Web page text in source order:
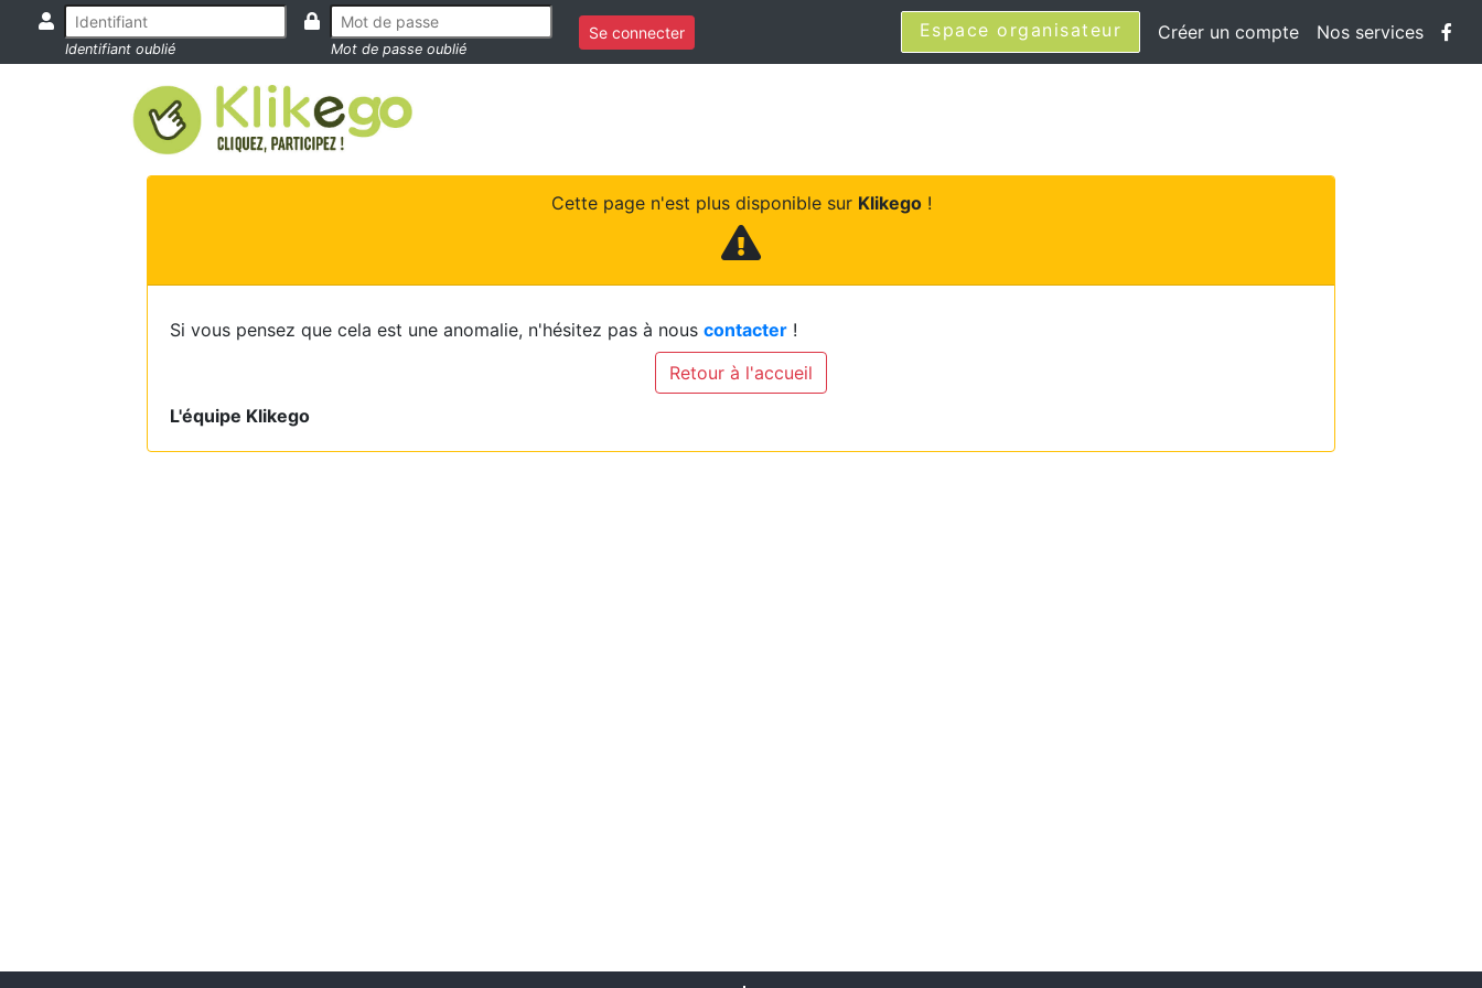
Identifiant oublié Mot de passe oublié
Se connecter Espace organisateur Créer un compte Nos services
Cette page n'est plus disponible sur Klikego!
Si vous pensez que cela est une anomalie, n'hésitez pas à nous contacter !
Retour à l'accueil
L'équipe Klikego